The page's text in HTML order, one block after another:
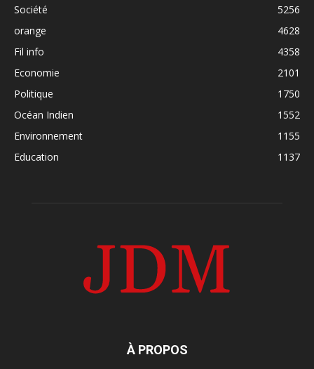
Société
5256
orange
4628
Fil info
4358
Economie
2101
Politique
1750
Océan Indien
1552
Environnement
1155
Education
1137
À PROPOS